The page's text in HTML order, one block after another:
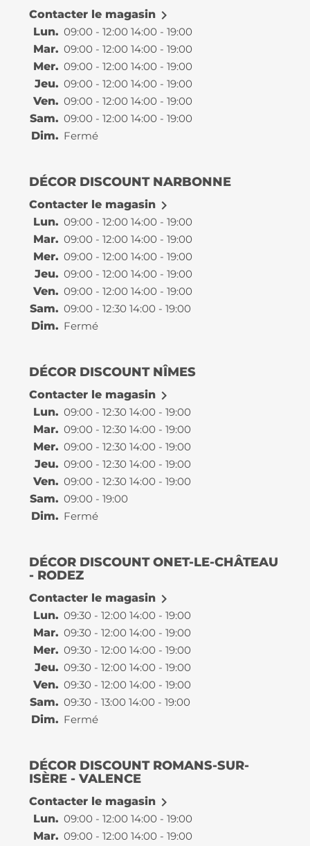
Contacter le magasin 
Lun. 09:00 - 12:00 14:00 - 19:00
Mar. 09:00 - 12:00 14:00 - 19:00
Mer. 09:00 - 12:00 14:00 - 19:00
Jeu. 09:00 - 12:00 14:00 - 19:00
Ven. 09:00 - 12:00 14:00 - 19:00
Sam. 09:00 - 12:00 14:00 - 19:00
Dim. Fermé
DÉCOR DISCOUNT NARBONNE
Contacter le magasin 
Lun. 09:00 - 12:00 14:00 - 19:00
Mar. 09:00 - 12:00 14:00 - 19:00
Mer. 09:00 - 12:00 14:00 - 19:00
Jeu. 09:00 - 12:00 14:00 - 19:00
Ven. 09:00 - 12:00 14:00 - 19:00
Sam. 09:00 - 12:30 14:00 - 19:00
Dim. Fermé
DÉCOR DISCOUNT NÎMES
Contacter le magasin 
Lun. 09:00 - 12:30 14:00 - 19:00
Mar. 09:00 - 12:30 14:00 - 19:00
Mer. 09:00 - 12:30 14:00 - 19:00
Jeu. 09:00 - 12:30 14:00 - 19:00
Ven. 09:00 - 12:30 14:00 - 19:00
Sam. 09:00 - 19:00
Dim. Fermé
DÉCOR DISCOUNT ONET-LE-CHÂTEAU
- RODEZ
Contacter le magasin 
Lun. 09:30 - 12:00 14:00 - 19:00
Mar. 09:30 - 12:00 14:00 - 19:00
Mer. 09:30 - 12:00 14:00 - 19:00
Jeu. 09:30 - 12:00 14:00 - 19:00
Ven. 09:30 - 12:00 14:00 - 19:00
Sam. 09:30 - 13:00 14:00 - 19:00
Dim. Fermé
DÉCOR DISCOUNT ROMANS-SUR-
ISÈRE - VALENCE
Contacter le magasin 
Lun. 09:00 - 12:00 14:00 - 19:00
Mar. 09:00 - 12:00 14:00 - 19:00